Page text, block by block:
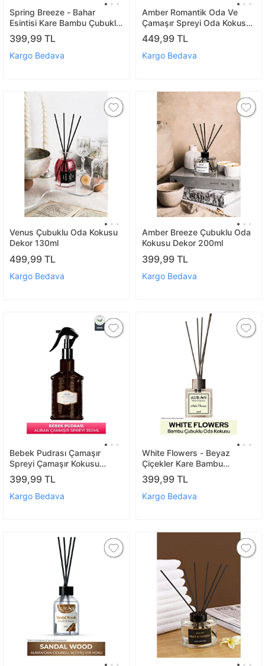
Spring Breeze - Bahar
Esintisi Kare Bambu Çubuklu
Oda Kokusu 100ml
399,99 TL
Kargo Bedava
Amber Romantik Oda Ve
Çamaşır Spreyi Oda Kokusu
Oda Spreyi Room Spray
500ml
449,99 TL
Kargo Bedava
Venus Çubuklu Oda Kokusu
Dekor 130ml
499,99 TL
Kargo Bedava
Amber Breeze Çubuklu Oda
Kokusu Dekor 200ml
399,99 TL
Kargo Bedava
Bebek Pudrası Çamaşır
Spreyi Çamaşır Kokusu
Çamaşır Parfümü Kalıcı Baby
Powder Fabric Spray 350ml
399,99 TL
Kargo Bedava
White Flowers - Beyaz
Çiçekler Kare Bambu
Çubuklu Oda Kokusu 100ml
399,99 TL
Kargo Bedava